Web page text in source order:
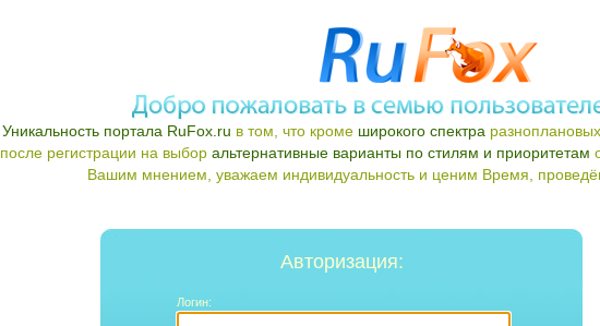
Уникальность портала RuFox.ru в том, что кроме широкого спектра
после регистрации на выбор альтернативные варианты по стилям и приоритетам
Вашим мнением, уважаем индивидуальность и ценим Время,
Авторизация:
Логин: